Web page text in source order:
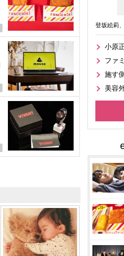
登坂絵莉
小原
ファ
施す
美容